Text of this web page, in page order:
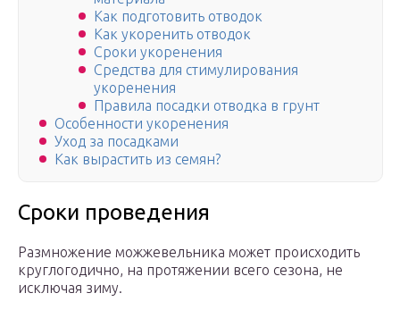
Как подготовить отводок
Как укоренить отводок
Сроки укоренения
Средства для стимулирования
укоренения
Правила посадки отводка в грунт
Особенности укоренения
Уход за посадками
Как вырастить из семян?
Сроки проведения
Размножение можжевельника может происходить
круглогодично, на протяжении всего сезона, не
исключая зиму.